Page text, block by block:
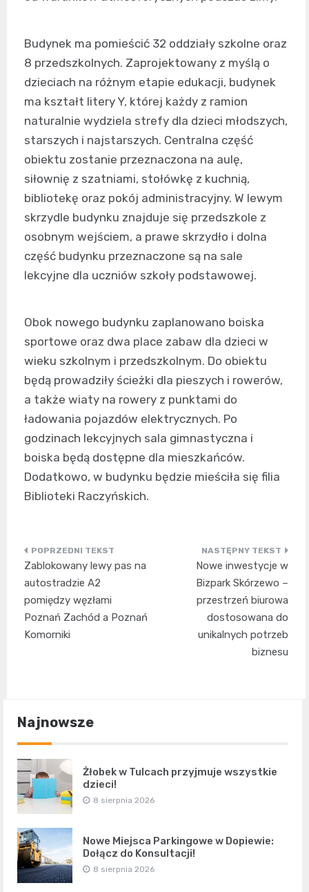
Budynek ma pomieścić 32 oddziały szkolne oraz
8 przedszkolnych. Zaprojektowany z myślą o
dzieciach na różnym etapie edukacji, budynek
ma kształt litery Y, której każdy z ramion
naturalnie wydziela strefy dla dzieci młodszych,
starszych i najstarszych. Centralna część
obiektu zostanie przeznaczona na aulę,
siłownię z szatniami, stołówkę z kuchnią,
bibliotekę oraz pokój administracyjny. W lewym
skrzydle budynku znajduje się przedszkole z
osobnym wejściem, a prawe skrzydło i dolna
część budynku przeznaczone są na sale
lekcyjne dla uczniów szkoły podstawowej.
Obok nowego budynku zaplanowano boiska
sportowe oraz dwa place zabaw dla dzieci w
wieku szkolnym i przedszkolnym. Do obiektu
będą prowadziły ścieżki dla pieszych i rowerów,
a także wiaty na rowery z punktami do
ładowania pojazdów elektrycznych. Po
godzinach lekcyjnych sala gimnastyczna i
boiska będą dostępne dla mieszkańców.
Dodatkowo, w budynku będzie mieściła się filia
Biblioteki Raczyńskich.
Nawigacja
wpisu
Zablokowany lewy pas na
autostradzie A2
pomiędzy węzłami
Poznań Zachód a Poznań
Komorniki
Nowe inwestycje w
Bizpark Skórzewo –
przestrzeń biurowa
dostosowana do
unikalnych potrzeb
biznesu
Najnowsze
Żłobek w Tulcach przyjmuje wszystkie
dzieci!
8 sierpnia 2026
Nowe Miejsca Parkingowe w Dopiewie:
Dołącz do Konsultacji!
8 sierpnia 2026